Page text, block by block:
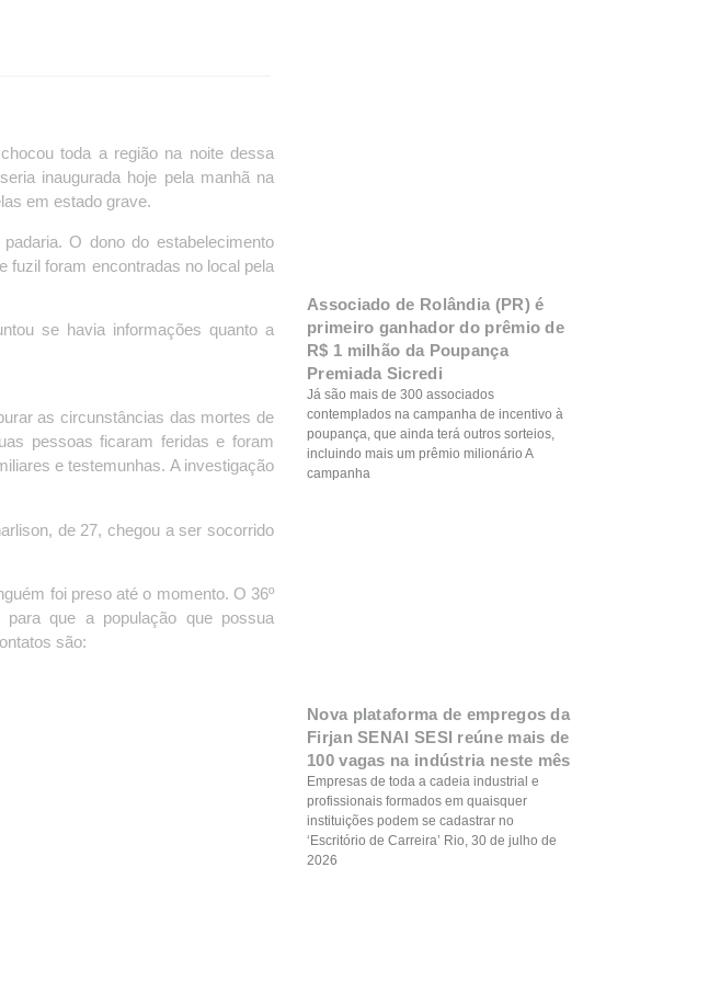
toda a região na noite dessa
inaugurada hoje pela manhã na
em estado grave.
O dono do estabelecimento
fuzil foram encontradas no local pela
se havia informações quanto a
as circunstâncias das mortes de
pessoas ficaram feridas e foram
e testemunhas. A investigação
de 27, chegou a ser socorrido
foi preso até o momento. O 36º
que a população que possua
são:
Associado de Rolândia (PR) é
primeiro ganhador do prêmio de
R$ 1 milhão da Poupança
Premiada Sicredi
Já são mais de 300 associados
contemplados na campanha de incentivo à
poupança, que ainda terá outros sorteios,
incluindo mais um prêmio milionário A
campanha
Nova plataforma de empregos da
Firjan SENAI SESI reúne mais de
100 vagas na indústria neste mês
Empresas de toda a cadeia industrial e
profissionais formados em quaisquer
instituições podem se cadastrar no
‘Escritório de Carreira’ Rio, 30 de julho de
2026